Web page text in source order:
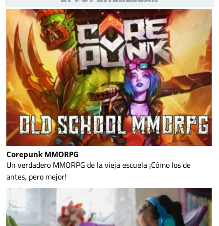
Corepunk MMORPG
Un verdadero MMORPG de la vieja escuela ¡Cómo los de
antes, pero mejor!